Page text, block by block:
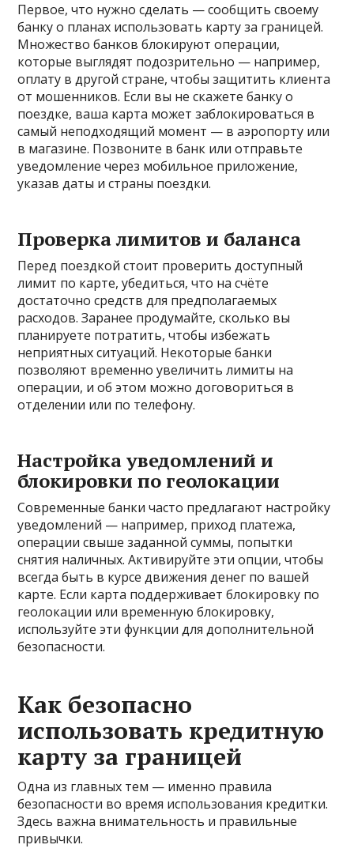
Первое, что нужно сделать — сообщить своему
банку о планах использовать карту за границей.
Множество банков блокируют операции,
которые выглядят подозрительно — например,
оплату в другой стране, чтобы защитить клиента
от мошенников. Если вы не скажете банку о
поездке, ваша карта может заблокироваться в
самый неподходящий момент — в аэропорту или
в магазине. Позвоните в банк или отправьте
уведомление через мобильное приложение,
указав даты и страны поездки.
Проверка лимитов и баланса
Перед поездкой стоит проверить доступный
лимит по карте, убедиться, что на счёте
достаточно средств для предполагаемых
расходов. Заранее продумайте, сколько вы
планируете потратить, чтобы избежать
неприятных ситуаций. Некоторые банки
позволяют временно увеличить лимиты на
операции, и об этом можно договориться в
отделении или по телефону.
Настройка уведомлений и
блокировки по геолокации
Современные банки часто предлагают настройку
уведомлений — например, приход платежа,
операции свыше заданной суммы, попытки
снятия наличных. Активируйте эти опции, чтобы
всегда быть в курсе движения денег по вашей
карте. Если карта поддерживает блокировку по
геолокации или временную блокировку,
используйте эти функции для дополнительной
безопасности.
Как безопасно
использовать кредитную
карту за границей
Одна из главных тем — именно правила
безопасности во время использования кредитки.
Здесь важна внимательность и правильные
привычки.